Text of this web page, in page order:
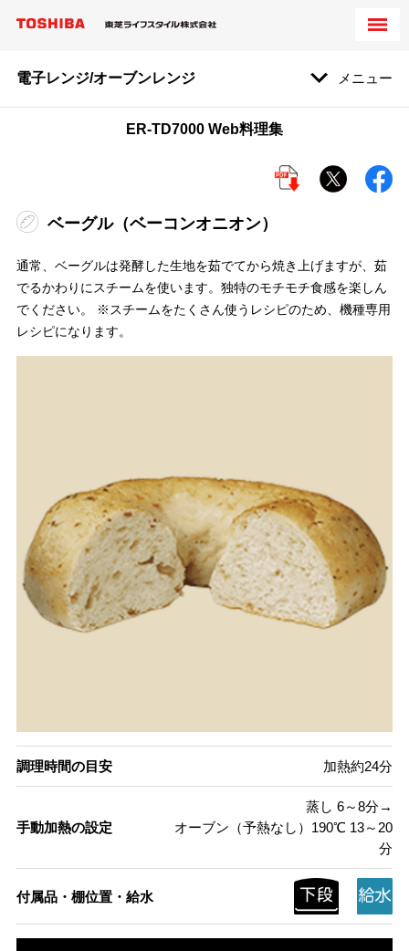
電子レンジ/オーブンレンジ メニュー
ER-TD7000 Web料理集
ベーグル（ベーコンオニオン）
通常、ベーグルは発酵した生地を茹でてから焼き上げますが、茹
でるかわりにスチームを使います。独特のモチモチ食感を楽しん
でください。 ※スチームをたくさん使うレシピのため、機種専用
レシピになります。
調理時間の目安 加熱約24分
手動加熱の設定
蒸し 6～8分→
オーブン（予熱なし）190℃ 13～20
分
付属品・棚位置・給水